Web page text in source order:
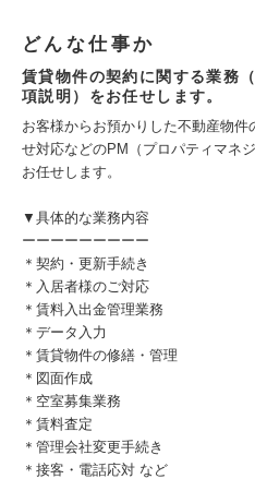
どんな仕事か
賃貸物件の契約に関する業務
項説明）をお任せします。
お客様からお預かりした不動産物
せ対応などのPM（プロパティマネ
お任せします。
▼具体的な業務内容
ーーーーーーーーー
＊契約・更新手続き
＊入居者様のご対応
＊賃料入出金管理業務
＊データ入力
＊賃貸物件の修繕・管理
＊図面作成
＊空室募集業務
＊賃料査定
＊管理会社変更手続き
＊接客・電話応対 など